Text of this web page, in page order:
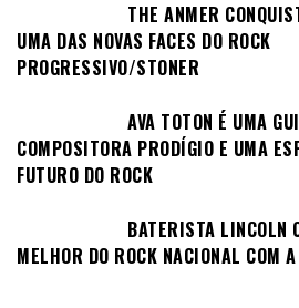
THE ANMER
UMA DAS NOVAS FACES DO ROCK
PROGRESSIVO/STONER
AVA TOTON É UMA
COMPOSITORA PRODÍGIO E UMA
FUTURO DO ROCK
BATERISTA LINCOLN
MELHOR DO ROCK NACIONAL COM